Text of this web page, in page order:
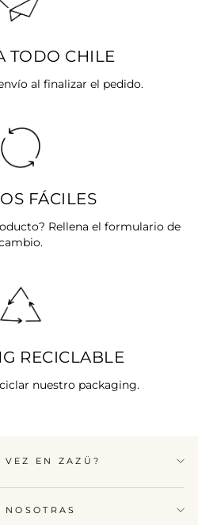
TODO CHILE
al finalizar el pedido.
FÁCILES
Rellena el formulario de
RECICLABLE
nuestro packaging.
VEZ EN ZAZÜ?
NOSOTRAS